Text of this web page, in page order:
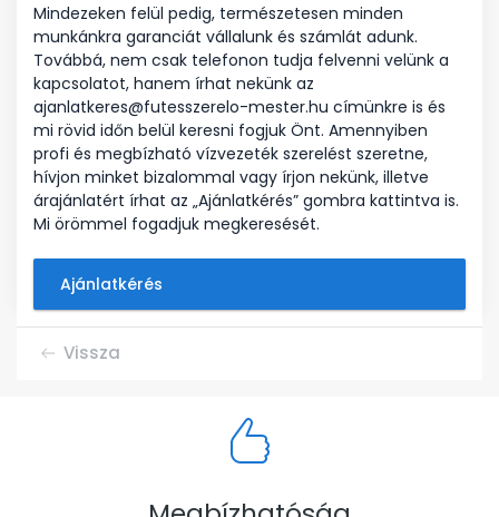
Vissza
Mindezeken felül pedig, természetesen minden
munkánkra garanciát vállalunk és számlát adunk.
Továbbá, nem csak telefonon tudja felvenni velünk a
kapcsolatot, hanem írhat nekünk az
ajanlatkeres@futesszerelo-mester.hu címünkre is és
mi rövid időn belül keresni fogjuk Önt. Amennyiben
profi és megbízható vízvezeték szerelést szeretne,
hívjon minket bizalommal vagy írjon nekünk, illetve
árajánlatért írhat az „Ajánlatkérés” gombra kattintva is.
Mi örömmel fogadjuk megkeresését.
Ajánlatkérés